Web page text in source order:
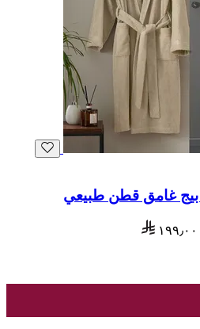
غامق قطن طبيعي
١٩٩٫٠٠